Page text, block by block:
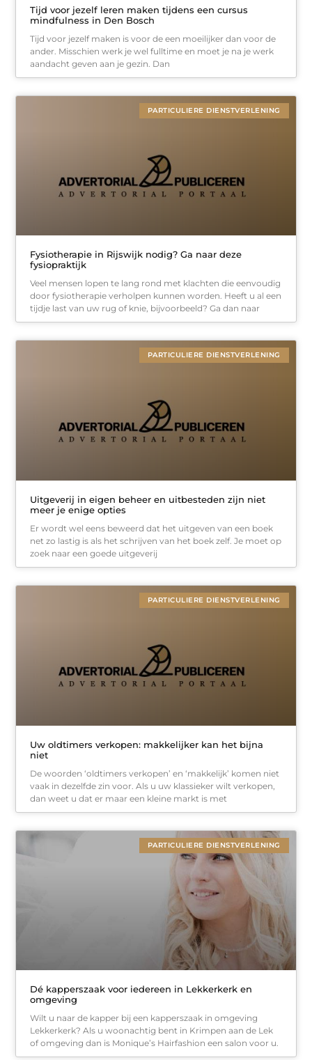
Tijd voor jezelf leren maken tijdens een cursus
mindfulness in Den Bosch
Tijd voor jezelf maken is voor de een moeilijker dan voor de
ander. Misschien werk je wel fulltime en moet je na je werk
aandacht geven aan je gezin. Dan
PARTICULIERE DIENSTVERLENING
Fysiotherapie in Rijswijk nodig? Ga naar deze
fysiopraktijk
Veel mensen lopen te lang rond met klachten die eenvoudig
door fysiotherapie verholpen kunnen worden. Heeft u al een
tijdje last van uw rug of knie, bijvoorbeeld? Ga dan naar
PARTICULIERE DIENSTVERLENING
Uitgeverij in eigen beheer en uitbesteden zijn niet
meer je enige opties
Er wordt wel eens beweerd dat het uitgeven van een boek
net zo lastig is als het schrijven van het boek zelf. Je moet op
zoek naar een goede uitgeverij
PARTICULIERE DIENSTVERLENING
Uw oldtimers verkopen: makkelijker kan het bijna
niet
De woorden ‘oldtimers verkopen’ en ‘makkelijk’ komen niet
vaak in dezelfde zin voor. Als u uw klassieker wilt verkopen,
dan weet u dat er maar een kleine markt is met
PARTICULIERE DIENSTVERLENING
Dé kapperszaak voor iedereen in Lekkerkerk en
omgeving
Wilt u naar de kapper bij een kapperszaak in omgeving
Lekkerkerk? Als u woonachtig bent in Krimpen aan de Lek
of omgeving dan is Monique’s Hairfashion een salon voor u.